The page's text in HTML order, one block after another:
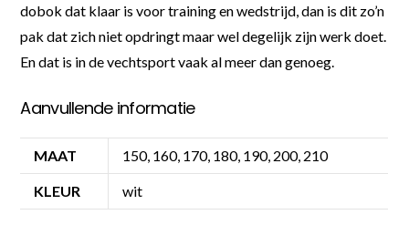
dobok dat klaar is voor training en wedstrijd, dan is dit zo’n
pak dat zich niet opdringt maar wel degelijk zijn werk doet.
En dat is in de vechtsport vaak al meer dan genoeg.
Aanvullende informatie
MAAT 150, 160, 170, 180, 190, 200, 210
KLEUR wit